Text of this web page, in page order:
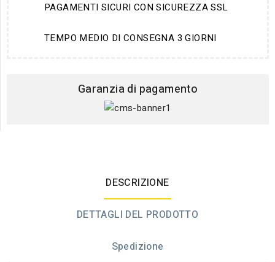
PAGAMENTI SICURI CON SICUREZZA SSL
TEMPO MEDIO DI CONSEGNA 3 GIORNI
Garanzia di pagamento
DESCRIZIONE
DETTAGLI DEL PRODOTTO
Spedizione